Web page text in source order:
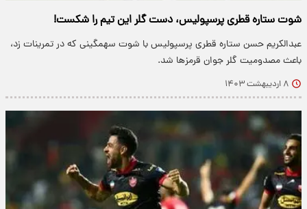
شوت ستاره قطری پرسپولیس، دست گلر این تیم را شکست!
عبدالکریم حسن ستاره قطری پرسپولیس با شوت سهمگینی که در تمرینات زد،
باعث مصدومیت گلر جوان قرمزها شد.
۸ اردیبهشت ۱۴۰۳